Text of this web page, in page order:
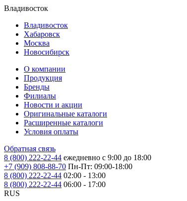
Владивосток
Владивосток
Хабаровск
Москва
Новосибирск
О компании
Продукция
Бренды
Филиалы
Новости и акции
Оригинальные каталоги
Расширенные каталоги
Условия оплаты
Обратная связь
8 (800) 222-22-44 ежедневно с 9:00 до 18:00
+7 (909) 808-88-70 Пн-Пт: 09:00-18:00
8 (800) 222-22-44 02:00 - 13:00
8 (800) 222-22-44 06:00 - 17:00
RUS